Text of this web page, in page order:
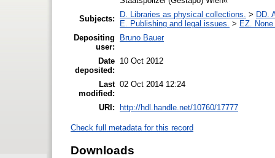
Subjects:
D. Libraries as physical collections. > DD.
E. Publishing and legal issues. > EZ.
Depositing
user:
Bruno Bauer
Date
deposited:
10 Oct 2012
Last
modified:
02 Oct 2014 12:24
URI: http://hdl.handle.net/10760/17777
Check full metadata for this record
Downloads